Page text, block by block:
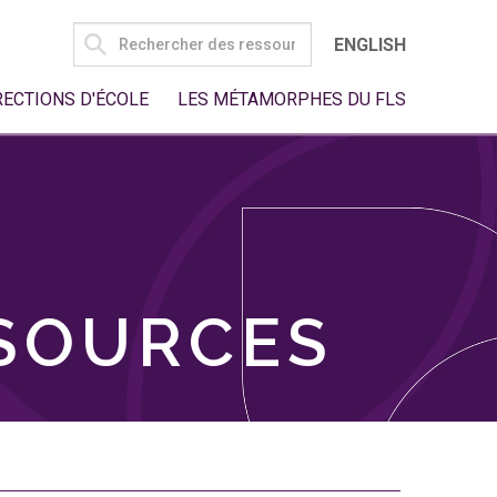
SEARCH
FOR:
ENGLISH
D'ÉCOLE LES MÉTAMORPHES DU FLS